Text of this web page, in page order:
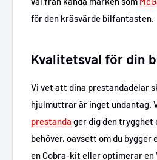
för den kräsvärde bilfantasten.
Kvalitetsval för din
Vi vet att dina prestandadelar
hjulmuttrar är inget undantag.
prestanda ger dig den trygghet
behöver, oavsett om du bygger
en Cobra-kit eller optimerar en